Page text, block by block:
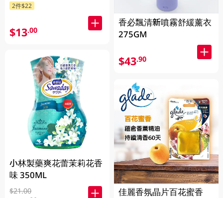
2件$22
$13.00
小林製藥爽花蕾茉莉花香
味 350ML
$21.00
香必飄清新噴霧舒緩薰衣
275GM
$43.90
佳麗香氛晶片百花蜜香